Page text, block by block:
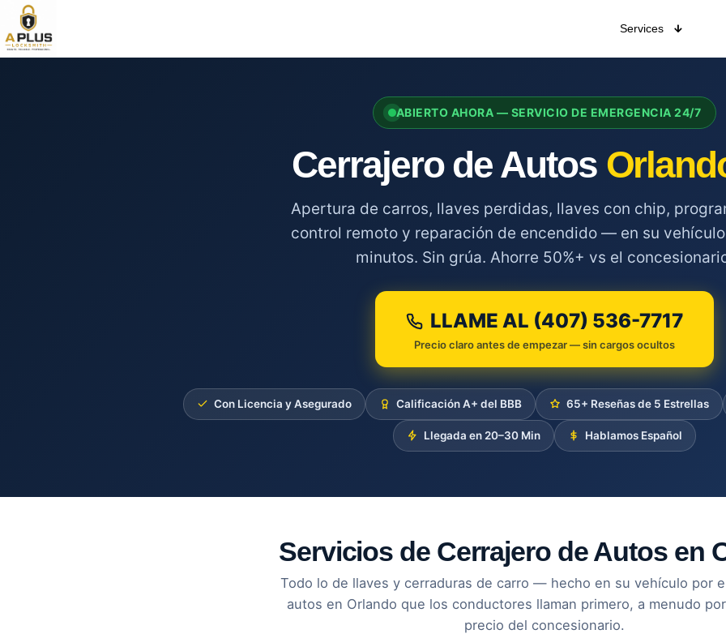
Services
ABIERTO AHORA — SERVICIO DE EMERGENCIA 24/7
Cerrajero de Autos
Apertura de carros, llaves perdidas, llaves con chip,
control remoto y reparación de encendido — en su
minutos. Sin grúa. Ahorre 50%+ vs el
LLAME AL (407) 536-7717
Precio claro antes de empezar — sin cargos ocultos
Con Licencia y Asegurado Calificación A+ del BBB 65+ Reseñas de 5 Estrellas
Llegada en 20–30 Min Hablamos Español
Servicios de Cerrajero de Autos en
Todo lo de llaves y cerraduras de carro — hecho en su vehículo por
autos en Orlando que los conductores llaman primero, a menudo
precio del concesionario.